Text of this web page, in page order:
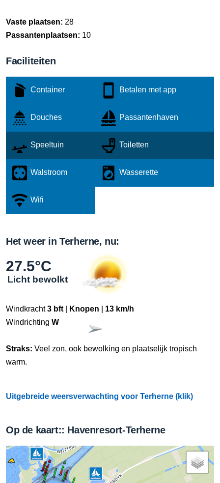
Vaste plaatsen: 28
Passantenplaatsen: 10
Faciliteiten
Container Betalen met app
Douches Passantenhaven
Speeltuin Toiletten
Walstroom Wasserette
Wifi
Het weer in Terherne, nu:
27.5°C
Licht bewolkt
Windkracht3 bft Knopen
13 km/h
Windrichting W
Straks: Veel zon, ook bewolking en plaatselijk tropisch
warm.
Uitgebreide weersverwachting voor Terherne (klik)
Op de kaart:: Havenresort-Terherne